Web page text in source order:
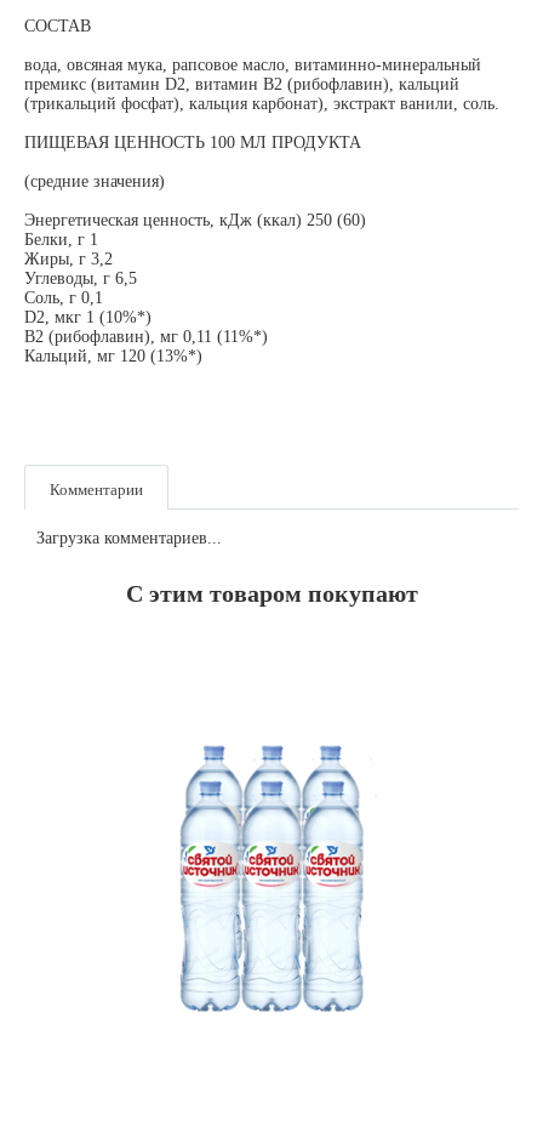
СОСТАВ
вода, овсяная мука, рапсовое масло, витаминно-минеральный
премикс (витамин D2, витамин В2 (рибофлавин), кальций
(трикальций фосфат), кальция карбонат), экстракт ванили, соль.
ПИЩЕВАЯ ЦЕННОСТЬ 100 МЛ ПРОДУКТА
(средние значения)
Энергетическая ценность, кДж (ккал) 250 (60)
Белки, г 1
Жиры, г 3,2
Углеводы, г 6,5
Соль, г 0,1
D2, мкг 1 (10%*)
В2 (рибофлавин), мг 0,11 (11%*)
Кальций, мг 120 (13%*)
Комментарии
Загрузка комментариев...
С этим товаром покупают